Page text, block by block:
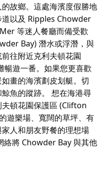
故鄉。這處海濱度假勝地
以及 Ripples Chowder
等迷人餐廳而備受歡
Bay) 潛水或浮潛，與
往附近克利夫頓花園
遊一番。如果您更喜歡
畫的海濱劃皮划艇。切
魚的蹤跡。 想在海港尋
頓花園保護區 (Clifton
遊樂場、寬闊的草坪、有
人和朋友野餐的理想場
絡將 Chowder Bay 與其他